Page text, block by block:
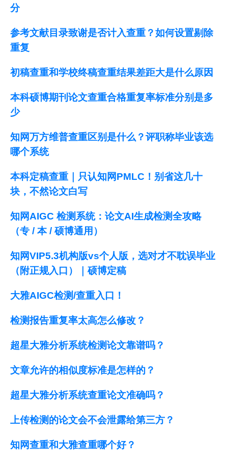
分
参考文献目录致谢是否计入查重？如何设置剔除
重复
初稿查重和学校终稿查重结果差距大是什么原因
本科硕博期刊论文查重合格重复率标准分别是多
少
知网万方维普查重区别是什么？评职称毕业该选
哪个系统
本科定稿查重｜只认知网PMLC！别省这几十
块，不然论文白写
知网AIGC 检测系统：论文AI生成检测全攻略
（专 / 本 / 硕博通用）
知网VIP5.3机构版vs个人版，选对才不耽误毕业
（附正规入口）｜硕博定稿
大雅AIGC检测/查重入口！
检测报告重复率太高怎么修改？
超星大雅分析系统检测论文靠谱吗？
文章允许的相似度标准是怎样的？
超星大雅分析系统查重论文准确吗？
上传检测的论文会不会泄露给第三方？
知网查重和大雅查重哪个好？